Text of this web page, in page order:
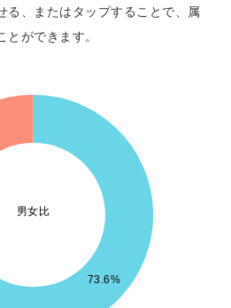
る、またはタップすることで、属
ができます。
男女比
73.6%